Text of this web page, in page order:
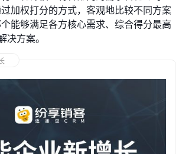
加权打分的方式，客观地比较不同方案
能够满足各方核心需求、综合得分最高
决方案。